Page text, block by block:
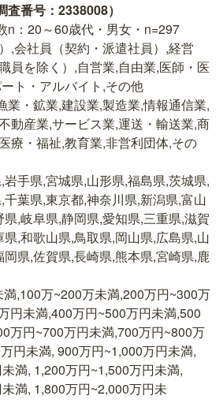
番号：2338008）
n：20～60歳代・男女・n=297
,会社員（契約・派遣社員）,経営
員を除く）,自営業,自由業,医師・医
ト・アルバイト,その他
業・鉱業,建設業,製造業,情報通信業,
動産業,サービス業,運送・輸送業,商
療・福祉,教育業,非営利団体,その
手県,宮城県,山形県,福島県,茨城県,
葉県,東京都,神奈川県,新潟県,富山
,岐阜県,静岡県,愛知県,三重県,滋賀
,和歌山県,鳥取県,岡山県,広島県,山
県,佐賀県,長崎県,熊本県,宮崎県,鹿
,100万~200万未満,200万円~300万
円未満,400万円~500万円未満,500
万円~700万円未満,700万円~800万
円未満, 900万円~1,000万円未満,
満, 1,200万円~1,500万円未満,
満, 1,800万円~2,000万円未